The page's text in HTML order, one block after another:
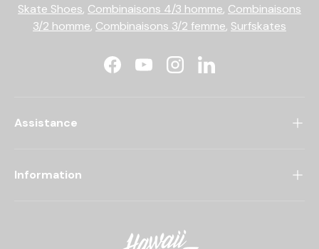
Skate Shoes, Combinaisons 4/3 homme, Combinaisons
3/2 homme, Combinaisons 3/2 femme, Surfskates
FacebookYouTubeInstagramLinkedIn
Assistance
Information